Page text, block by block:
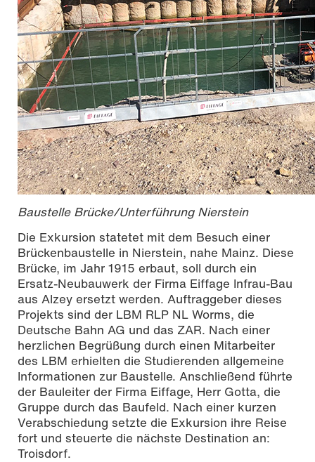
Baustelle Brücke/Unterführung Nierstein
Die Exkursion statetet mit dem Besuch einer
Brückenbaustelle in Nierstein, nahe Mainz. Diese
Brücke, im Jahr 1915 erbaut, soll durch ein
Ersatz-Neubauwerk der Firma Eiffage Infrau-Bau
aus Alzey ersetzt werden. Auftraggeber dieses
Projekts sind der LBM RLP NL Worms, die
Deutsche Bahn AG und das ZAR. Nach einer
herzlichen Begrüßung durch einen Mitarbeiter
des LBM erhielten die Studierenden allgemeine
Informationen zur Baustelle. Anschließend führte
der Bauleiter der Firma Eiffage, Herr Gotta, die
Gruppe durch das Baufeld. Nach einer kurzen
Verabschiedung setzte die Exkursion ihre Reise
fort und steuerte die nächste Destination an:
Troisdorf.